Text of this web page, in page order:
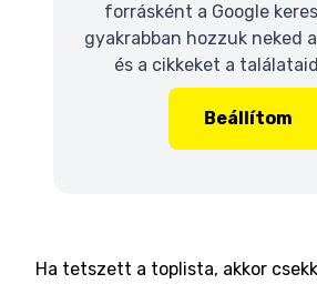
forrásként a Google
gyakrabban hozzuk neked
és a cikkeket a
Beállítom
Ha tetszett a toplista, akkor